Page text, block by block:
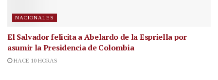
NACIONALES
El Salvador felicita a Abelardo de la Espriella por
asumir la Presidencia de Colombia
HACE 10 HORAS